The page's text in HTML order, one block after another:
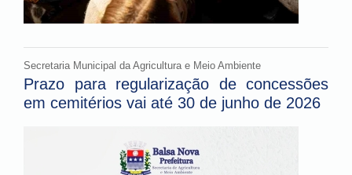
Secretaria Municipal da Agricultura e Meio Ambiente
Prazo para regularização de concessões
em cemitérios vai até 30 de junho de 2026